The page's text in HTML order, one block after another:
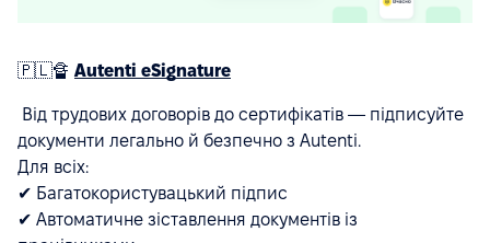
🇵🇱🔏 Autenti eSignature
Від трудових договорів до сертифікатів — підписуйте
документи легально й безпечно з Autenti.
Для всіх:
✔ Багатокористувацький підпис
✔ Автоматичне зіставлення документів із